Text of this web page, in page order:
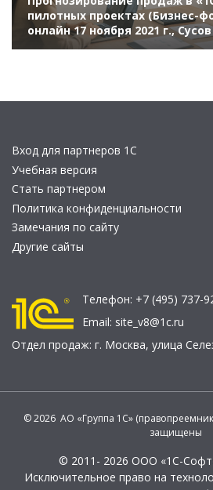
пилотных проектах (Бизнес-
онлайн 17 ноября 2021 г.,
Вход для партнеров 1С
Учебная версия
Стать партнером
Политика конфиденциальности
Замечания по сайту
Другие сайты
Телефон: +7 (495) 737-
Email: site_v8@1c.ru
Отдел продаж: г. Москва, улица
© 2026 АО «Группа 1С» (правопреемник
защищены
© 2011- 2026 ООО «1С-
Исключительное право на